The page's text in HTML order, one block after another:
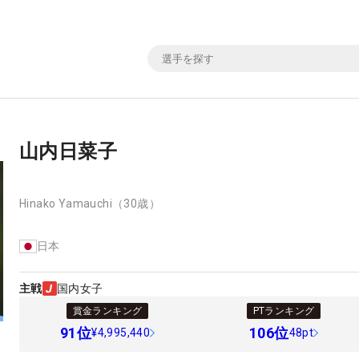
山内日菜子
Hinako Yamauchi （30歳）
日本
主戦 国内女子
賞金ランキング
91位¥4,995,440
PTランキング
106位48pt